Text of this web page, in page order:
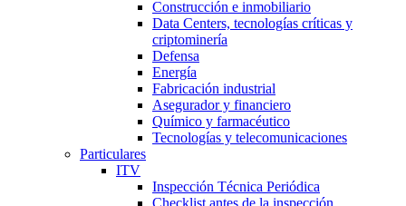
Construcción e inmobiliario
Data Centers, tecnologías críticas y
criptominería
Defensa
Energía
Fabricación industrial
Asegurador y financiero
Químico y farmacéutico
Tecnologías y telecomunicaciones
Particulares
ITV
Inspección Técnica Periódica